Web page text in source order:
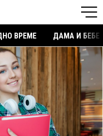
ВРЕМЕ ДАМА И БЕБЕ